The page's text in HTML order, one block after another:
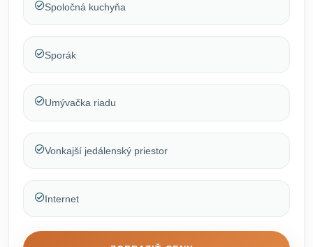
Spoločná kuchyňa
Sporák
Umývačka riadu
Vonkajší jedálenský priestor
Internet